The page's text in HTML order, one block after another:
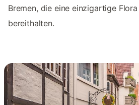
Bremen, die eine einzigartige
bereithalten.